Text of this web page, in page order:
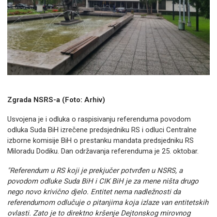
Zgrada NSRS-a (Foto: Arhiv)
Usvojena je i odluka o raspisivanju referenduma povodom
odluka Suda BiH izrečene predsjedniku RS i odluci Centralne
izborne komisije BiH o prestanku mandata predsjedniku RS
Miloradu Dodiku. Dan održavanja referenduma je 25. oktobar.
"Referendum u RS koji je prekjučer potvrđen u NSRS, a
povodom odluke Suda BiH i CIK BiH je za mene ništa drugo
nego novo krivično djelo. Entitet nema nadležnosti da
referendumom odlučuje o pitanjima koja izlaze van entitetskih
ovlasti. Zato je to direktno kršenje Dejtonskog mirovnog